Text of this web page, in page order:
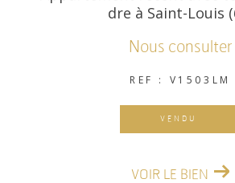
dre à Saint-Louis
Nous consulter
REF : V1503LM
VENDU
VOIR LE BIEN